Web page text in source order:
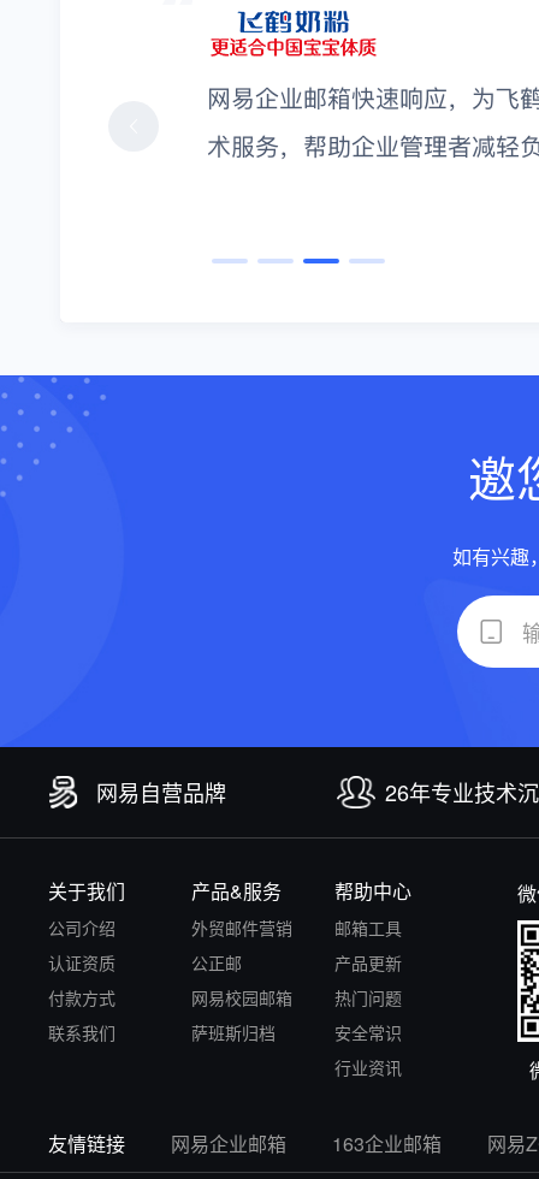
邀
如有兴趣
网易自营品牌 26年专业技术
关于我们
公司介绍
认证资质
付款方式
联系我们
产品&服务
外贸邮件营销
公正邮
网易校园邮箱
萨班斯归档
帮助中心
邮箱工具
产品更新
热门问题
安全常识
行业资讯
友情链接 网易企业邮箱 163企业邮箱 网易